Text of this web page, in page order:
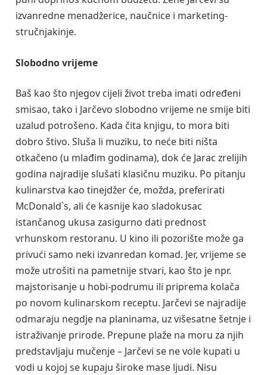
izvanredne menadžerice, naučnice i marketing-
stručnjakinje.
Slobodno vrijeme
Baš kao što njegov cijeli život treba imati određeni
smisao, tako i Jarčevo slobodno vrijeme ne smije biti
uzalud potrošeno. Kada čita knjigu, to mora biti
dobro štivo. Sluša li muziku, to neće biti ništa
otkačeno (u mlađim godinama), dok će Jarac zrelijih
godina najradije slušati klasičnu muziku. Po pitanju
kulinarstva kao tinejdžer će, možda, preferirati
McDonald`s, ali će kasnije kao sladokusac
istančanog ukusa zasigurno dati prednost
vrhunskom restoranu. U kino ili pozorište može ga
privući samo neki izvanredan komad. Jer, vrijeme se
može utrošiti na pametnije stvari, kao što je npr.
majstorisanje u hobi-podrumu ili priprema kolača
po novom kulinarskom receptu. Jarčevi se najradije
odmaraju negdje na planinama, uz višesatne šetnje i
istraživanje prirode. Prepune plaže na moru za njih
predstavljaju mučenje – Jarčevi se ne vole kupati u
vodi u kojoj se kupaju široke mase ljudi. Nisu